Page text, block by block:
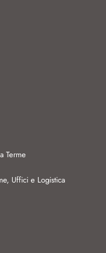
Terme
Uffici e Logistica